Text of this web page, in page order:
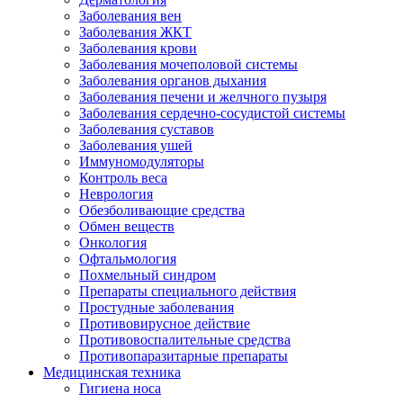
Заболевания вен
Заболевания ЖКТ
Заболевания крови
Заболевания мочеполовой системы
Заболевания органов дыхания
Заболевания печени и желчного пузыря
Заболевания сердечно-сосудистой системы
Заболевания суставов
Заболевания ушей
Иммуномодуляторы
Контроль веса
Неврология
Обезболивающие средства
Обмен веществ
Онкология
Офтальмология
Похмельный синдром
Препараты специального действия
Простудные заболевания
Противовирусное действие
Противовоспалительные средства
Противопаразитарные препараты
Медицинская техника
Гигиена носа